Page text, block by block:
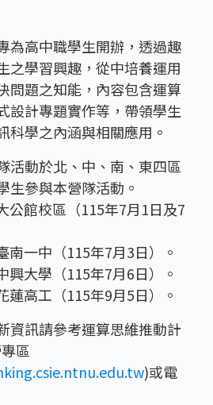
為高中職學生開辦，透過趣
之學習興趣，從中培養運用
問題之知能，內容包含運算
設計專題實作等，帶領學生
科學之內涵與相關應用。
活動於北、中、南、東四區
生參與本營隊活動。
公館校區（115年7月1日及7
南一中（115年7月3日）。
興大學（115年7月6日）。
蓮高工（115年9月5日）。
資訊請參考運算思維推動計
區
)或電